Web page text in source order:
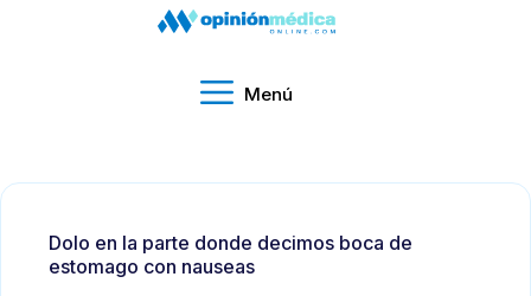
Menú
Dolo en la parte donde decimos boca de
estomago con nauseas